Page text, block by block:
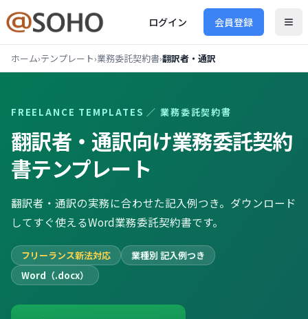
ログイン 会員登録
ホーム›テンプレート›業務委託契約書›翻訳者・通訳
FREELANCE TEMPLATES ／業務委託契約書
翻訳者・通訳向け業務委託契約
書テンプレート
翻訳者・通訳の実務に合わせた記入例つき。ダウンロード
してすぐ使えるWord業務委託契約書です。
フリーランス新法対応
業種別 記入例つき
Word（.docx）